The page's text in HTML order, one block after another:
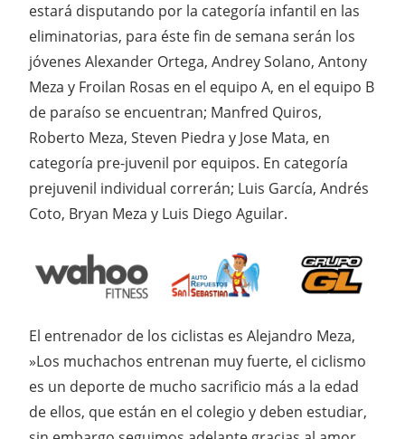
estará disputando por la categoría infantil en las
eliminatorias, para éste fin de semana serán los
jóvenes Alexander Ortega, Andrey Solano, Antony
Meza y Froilan Rosas en el equipo A, en el equipo B
de paraíso se encuentran; Manfred Quiros,
Roberto Meza, Steven Piedra y Jose Mata, en
categoría pre-juvenil por equipos. En categoría
prejuvenil individual correrán; Luis García, Andrés
Coto, Bryan Meza y Luis Diego Aguilar.
El entrenador de los ciclistas es Alejandro Meza,
»Los muchachos entrenan muy fuerte, el ciclismo
es un deporte de mucho sacrificio más a la edad
de ellos, que están en el colegio y deben estudiar,